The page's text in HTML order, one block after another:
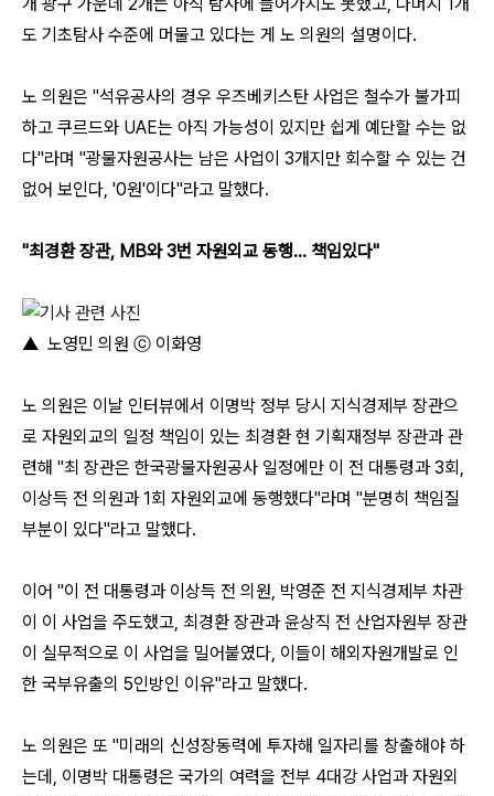
도 기초탐사 수준에 머물고 있다는 게 노 의원의 설명이다.
노 의원은 "석유공사의 경우 우즈베키스탄 사업은 철수가 불가피
하고 쿠르드와 UAE는 아직 가능성이 있지만 쉽게 예단할 수는 없
다"라며 "광물자원공사는 남은 사업이 3개지만 회수할 수 있는 건
없어 보인다, '0원'이다"라고 말했다.
"최경환 장관, MB와 3번 자원외교 동행... 책임있다"
▲ 노영민 의원 ⓒ 이화영
노 의원은 이날 인터뷰에서 이명박 정부 당시 지식경제부 장관으
로 자원외교의 일정 책임이 있는 최경환 현 기획재정부 장관과 관
련해 "최 장관은 한국광물자원공사 일정에만 이 전 대통령과 3회,
이상득 전 의원과 1회 자원외교에 동행했다"라며 "분명히 책임질
부분이 있다"라고 말했다.
이어 "이 전 대통령과 이상득 전 의원, 박영준 전 지식경제부 차관
이 이 사업을 주도했고, 최경환 장관과 윤상직 전 산업자원부 장관
이 실무적으로 이 사업을 밀어붙였다, 이들이 해외자원개발로 인
한 국부유출의 5인방인 이유"라고 말했다.
노 의원은 또 "미래의 신성장동력에 투자해 일자리를 창출해야 하
는데, 이명박 대통령은 국가의 여력을 전부 4대강 사업과 자원외